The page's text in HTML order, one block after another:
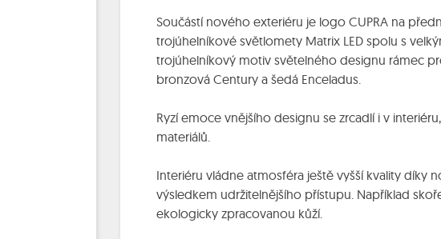
Součástí nového exteriéru je logo CUPRA na
trojúhelníkové světlomety Matrix LED spolu s
trojúhelníkový motiv světelného designu rámec
bronzová Century a šedá Enceladus.
Ryzí emoce vnějšího designu se zrcadlí i v
materiálů.
Interiéru vládne atmosféra ještě vyšší kvality díky
výsledkem udržitelnějšího přístupu. Například
ekologicky zpracovanou kůží.